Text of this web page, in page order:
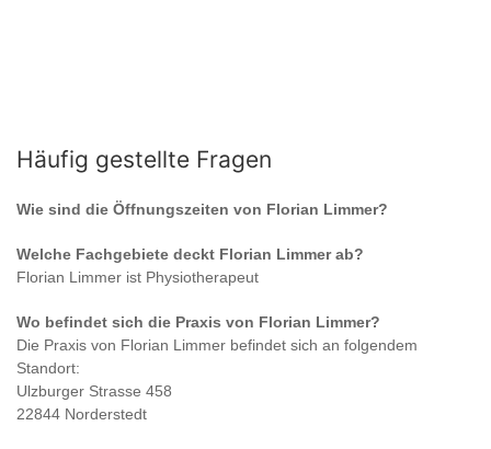
Häufig gestellte Fragen
Wie sind die Öffnungszeiten von Florian Limmer?
Welche Fachgebiete deckt Florian Limmerab?
Florian Limmer ist Physiotherapeut
Wo befindet sich die Praxis von Florian Limmer?
Die Praxis von Florian Limmer befindet sich an folgendem
Standort:
Ulzburger Strasse 458
22844 Norderstedt